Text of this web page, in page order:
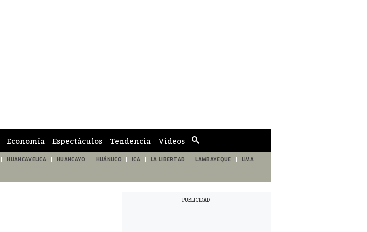
de
búsqueda
Economía Espectáculos Tendencia Videos
HUANCAVELICA HUANCAYO HUÁNUCO ICA LA LIBERTAD LAMBAYEQUE LIMA